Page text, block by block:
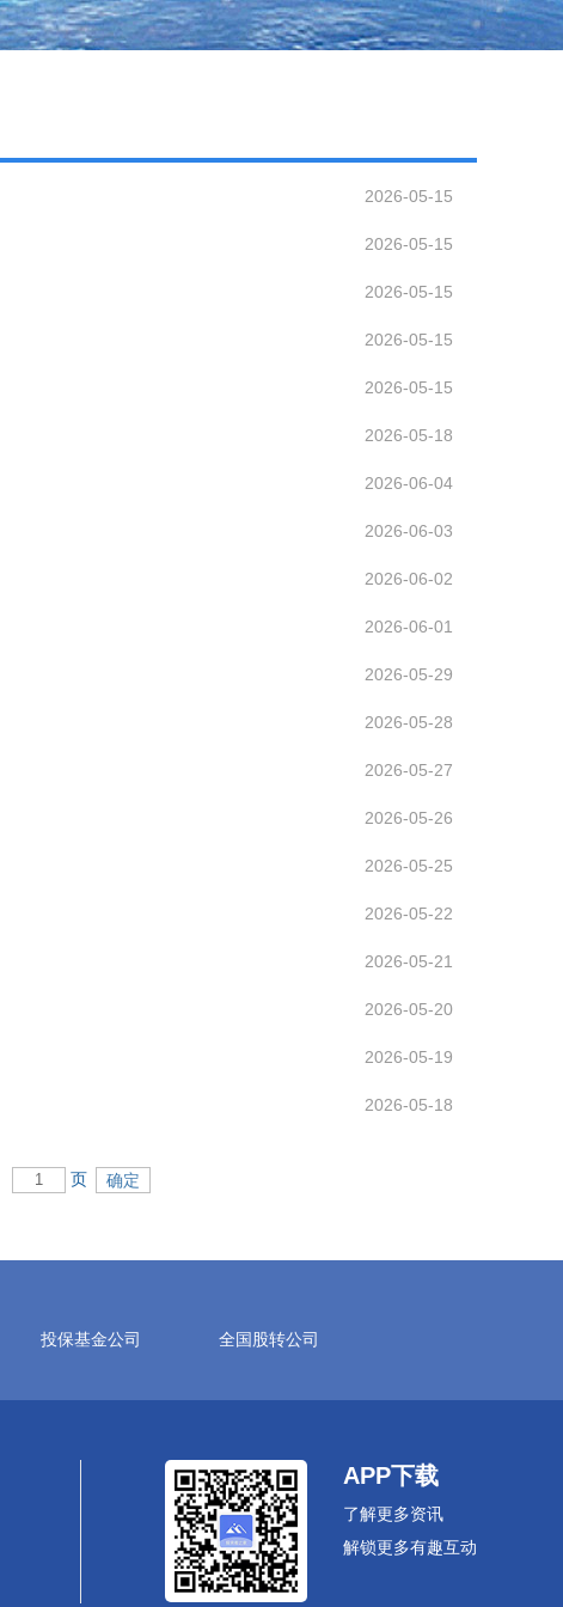
2026-05-15
2026-05-15
2026-05-15
2026-05-15
2026-05-15
2026-05-18
2026-06-04
2026-06-03
2026-06-02
2026-06-01
2026-05-29
2026-05-28
2026-05-27
2026-05-26
2026-05-25
2026-05-22
2026-05-21
2026-05-20
2026-05-19
2026-05-18
页
投保基金公司
全国股转公司
APP下载
了解更多资讯
解锁更多有趣互动